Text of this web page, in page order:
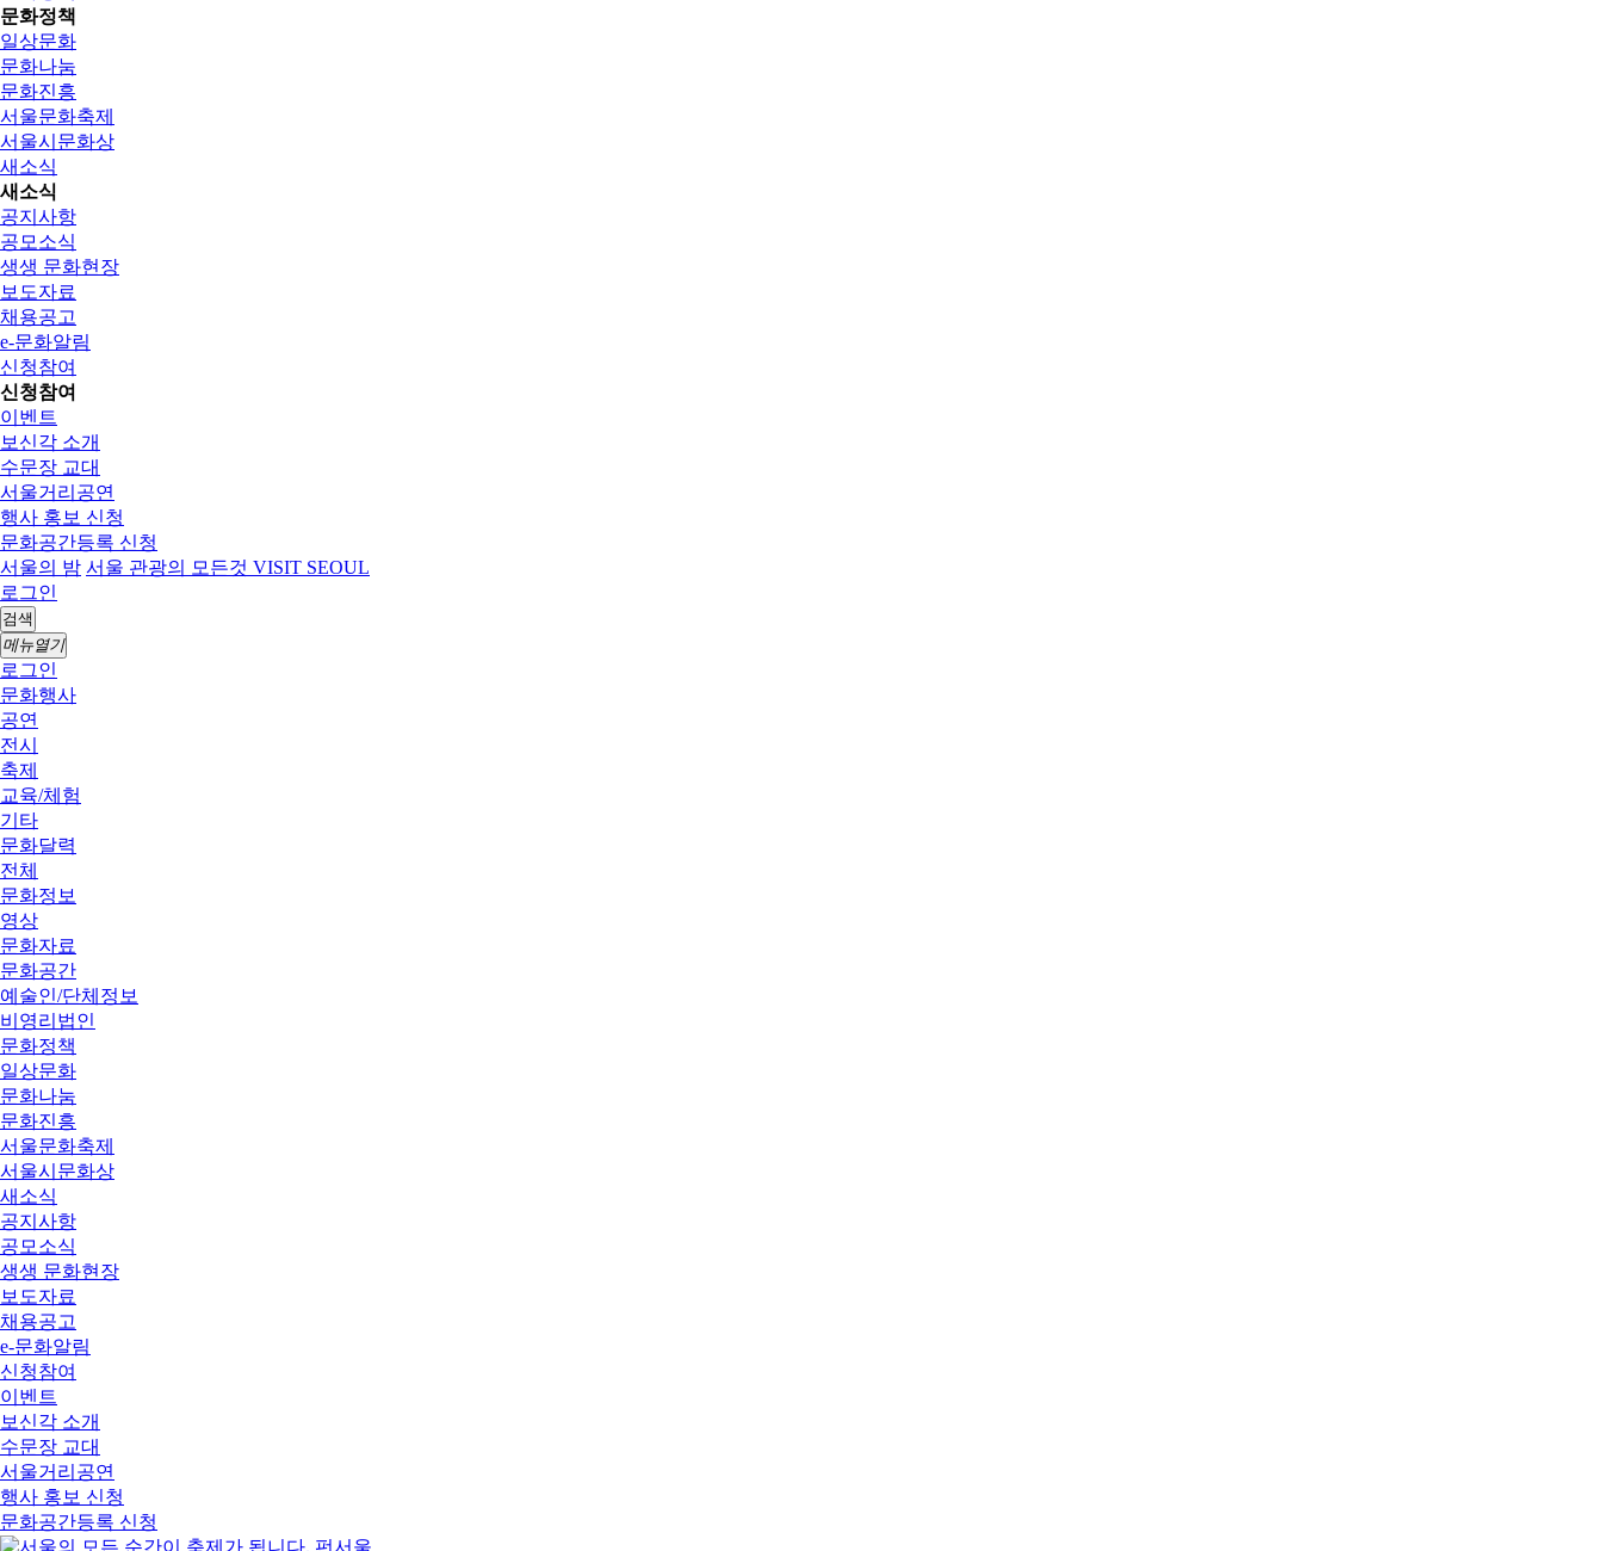
문화정책
일상문화
문화나눔
문화진흥
서울문화축제
서울시문화상
새소식
새소식
공지사항
공모소식
생생 문화현장
보도자료
채용공고
e-문화알림
신청참여
신청참여
이벤트
보신각 소개
수문장 교대
서울거리공연
행사 홍보 신청
문화공간등록 신청
서울의 밤 서울 관광의 모든것 VISIT SEOUL
로그인
검색
메뉴열기
로그인
문화행사
공연
전시
축제
교육/체험
기타
문화달력
전체
문화정보
영상
문화자료
문화공간
예술인/단체정보
비영리법인
문화정책
일상문화
문화나눔
문화진흥
서울문화축제
서울시문화상
새소식
공지사항
공모소식
생생 문화현장
보도자료
채용공고
e-문화알림
신청참여
이벤트
보신각 소개
수문장 교대
서울거리공연
행사 홍보 신청
문화공간등록 신청